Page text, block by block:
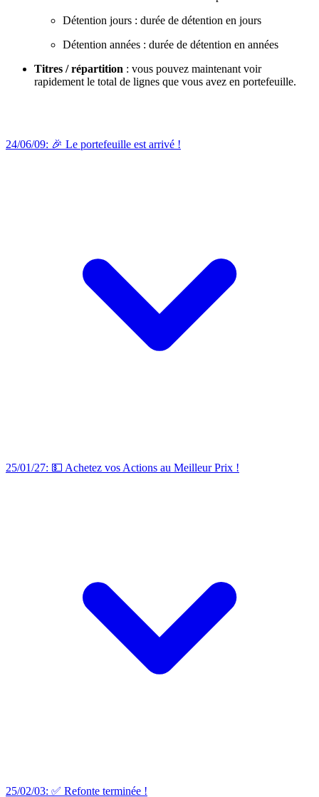
Détention jours : durée de détention en jours
Détention années : durée de détention en années
Titres / répartition : vous pouvez maintenant voir
rapidement le total de lignes que vous avez en portefeuille.
24/06/09: 🎉 Le portefeuille est arrivé !
25/01/27: 💵 Achetez vos Actions au Meilleur Prix !
25/02/03: ✅ Refonte terminée !